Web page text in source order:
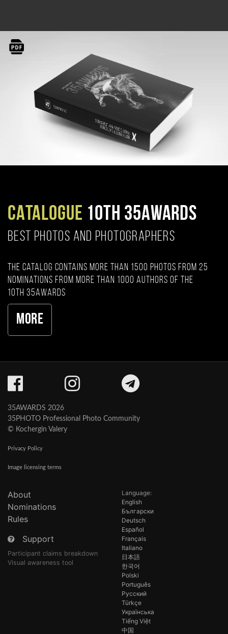
CATALOGUE 10TH 35AWARDS
BEST PHOTOS AND PHOTOGRAPHERS
The catalog contains more than 1500 photos from 25
nominations from more than 1000 authors of the
10th 35AWARDS
More
35AWARDS 2026
35PHOTO Professional Photo Community
© Kochergin Valery
Privacy Policy
Image licensing terms
About
Nominations
Rules
Support
Participant claims breakdown
Visual awareness tool
Language:
English
Български
Deutsch
Español
Français
Italiano
日本語
한국어
Polski
Português
Русский
Türkçe
Українська
Tiếng Việt
中国